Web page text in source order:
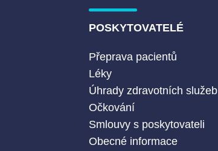
POSKYTOVATELÉ
Přeprava pacientů
Léky
Úhrady zdravotních služeb
Očkování
Smlouvy s poskytovateli
Obecné informace